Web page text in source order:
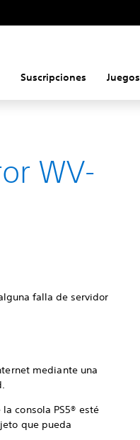
Suscripciones Juegos
WV-
falla de servidor
mediante una
consola PS5® esté
que pueda